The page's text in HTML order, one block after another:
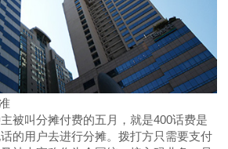
被叫分摊付费的五月，就是400话费是
的用户去进行分摊。拨打方只需要支付